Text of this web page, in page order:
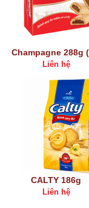
Liên hệ
CALTY 186g
Liên hệ